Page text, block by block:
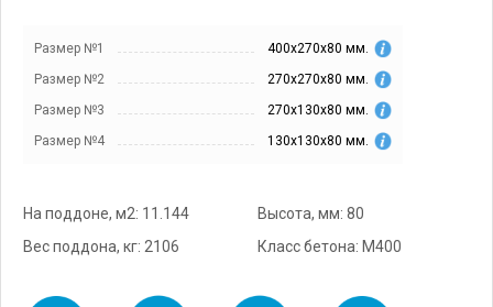
Размер №1
400х270х80 мм.
Размер №2
270х270х80 мм.
Размер №3
270х130х80 мм.
Размер №4
130х130х80 мм.
На поддоне, м2: 11.144
Высота, мм: 80
Вес поддона, кг: 2106
Класс бетона: М400